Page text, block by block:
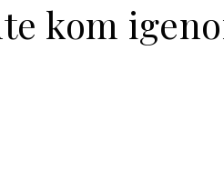
kom